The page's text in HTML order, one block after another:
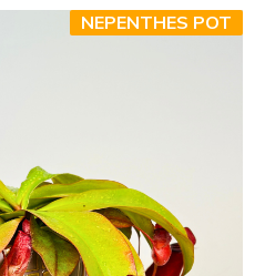
NEPENTHES POT